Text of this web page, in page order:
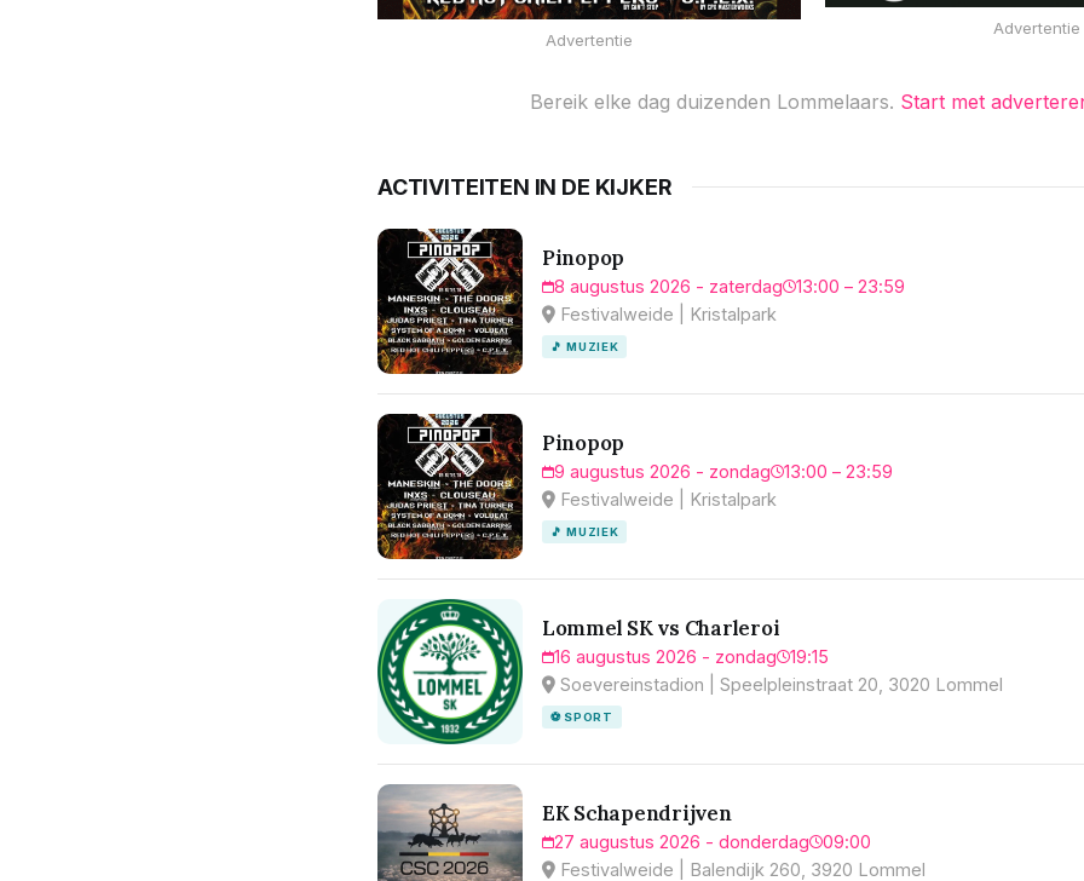
Advertentie
Advertentie
Bereik elke dag duizenden Lommelaars. Start met
ACTIVITEITEN IN DE KIJKER
Pinopop
8 augustus 2026 - zaterdag
13:00 – 23:59
Festivalweide | Kristalpark
🎵 MUZIEK
Pinopop
9 augustus 2026 - zondag
13:00 – 23:59
Festivalweide | Kristalpark
🎵 MUZIEK
Lommel SK vs Charleroi
16 augustus 2026 - zondag
19:15
Soevereinstadion | Speelpleinstraat 20, 3020 Lommel
⚽ SPORT
EK Schapendrijven
27 augustus 2026 - donderdag
09:00
Festivalweide | Balendijk 260, 3920 Lommel